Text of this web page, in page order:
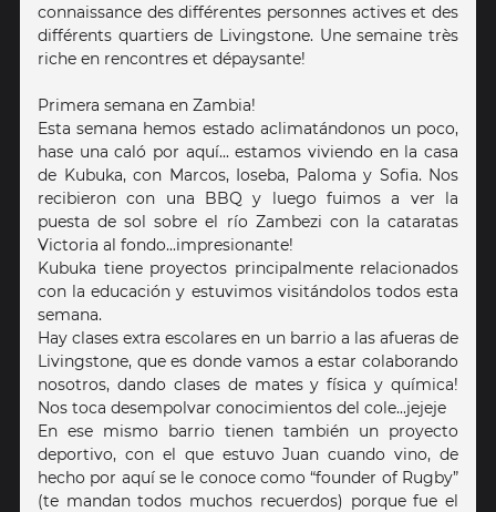
connaissance des différentes personnes actives et des
différents quartiers de Livingstone. Une semaine très
riche en rencontres et dépaysante!
Primera semana en Zambia!
Esta semana hemos estado aclimatándonos un poco,
hase una caló por aquí... estamos viviendo en la casa
de Kubuka, con Marcos, Ioseba, Paloma y Sofia. Nos
recibieron con una BBQ y luego fuimos a ver la
puesta de sol sobre el río Zambezi con la cataratas
Victoria al fondo...impresionante!
Kubuka tiene proyectos principalmente relacionados
con la educación y estuvimos visitándolos todos esta
semana.
Hay clases extra escolares en un barrio a las afueras de
Livingstone, que es donde vamos a estar colaborando
nosotros, dando clases de mates y física y química!
Nos toca desempolvar conocimientos del cole...jejeje
En ese mismo barrio tienen también un proyecto
deportivo, con el que estuvo Juan cuando vino, de
hecho por aquí se le conoce como “founder of Rugby”
(te mandan todos muchos recuerdos) porque fue el